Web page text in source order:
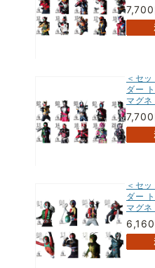
7,700
＜セ
ダー
マグ
7,700
＜セ
ダー
マグ